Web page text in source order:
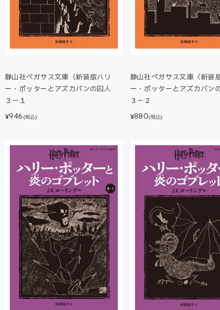
静山社ペガサス文庫〈新装版ハリ
ー・ポッターとアズカバンの囚人
３－１
¥946 (税込)
静山社ペガサス文庫〈新装
ー・ポッターとアズカバ
３－２
¥880(税込)